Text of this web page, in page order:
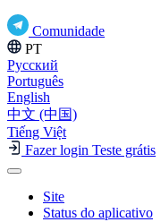
Comunidade
PT
Русский
Português
English
中文 (中国)
Tiếng Việt
Fazer login Teste grátis
Site
Status do aplicativo